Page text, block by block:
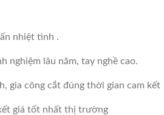
nhiệt tình .
nghiệm lâu năm, tay nghề cao.
gia công cắt đúng thời gian cam kết
giá tốt nhất thị trường